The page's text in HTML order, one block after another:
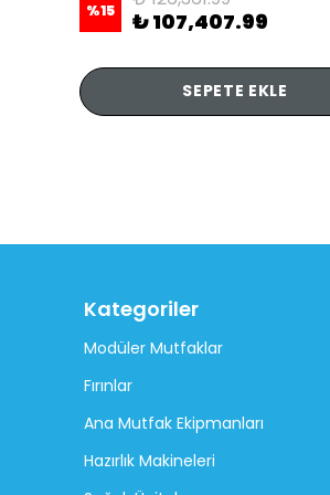
%15 ₺ 107,407.99
SEPETE EKLE
Kategoriler
Modüler Mutfaklar
Fırınlar
Ana Mutfak Ekipmanları
Hazırlık Makineleri